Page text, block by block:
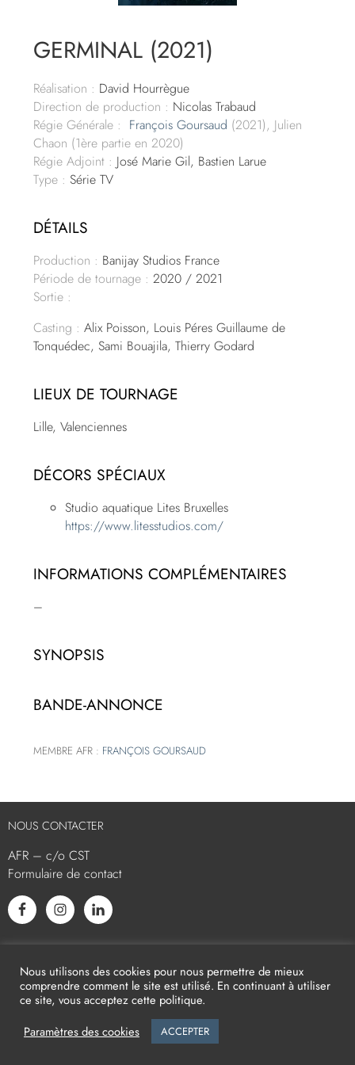
GERMINAL (2021)
Réalisation : David Hourrègue
Direction de production : Nicolas Trabaud
Régie Générale : François Goursaud (2021), Julien
Chaon (1ère partie en 2020)
Régie Adjoint : José Marie Gil, Bastien Larue
Type : Série TV
DÉTAILS
Production : Banijay Studios France
Période de tournage : 2020 / 2021
Sortie :
Casting : Alix Poisson, Louis Péres Guillaume de
Tonquédec, Sami Bouajila, Thierry Godard
LIEUX DE TOURNAGE
Lille, Valenciennes
DÉCORS SPÉCIAUX
Studio aquatique Lites Bruxelles
https://www.litesstudios.com/
INFORMATIONS COMPLÉMENTAIRES
–
SYNOPSIS
BANDE-ANNONCE
MEMBRE AFR : FRANÇOIS GOURSAUD
NOUS CONTACTER
AFR – c/o CST
Formulaire de contact
Nous utilisons des cookies pour nous permettre de mieux
comprendre comment le site est utilisé. En continuant à utiliser
ce site, vous acceptez cette politique.
Paramètres des cookies
ACCEPTER